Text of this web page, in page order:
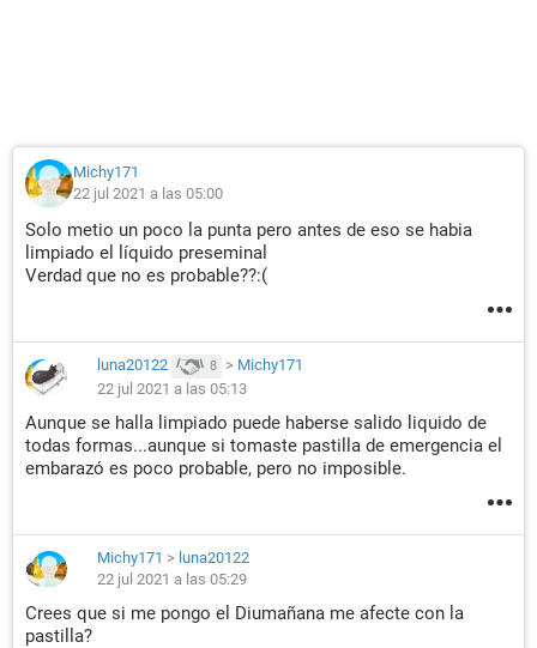
Michy171
22 jul 2021 a las 05:00
Solo metio un poco la punta pero antes de eso se habia
limpiado el líquido preseminal
Verdad que no es probable??:(
luna20122 8 > Michy171
22 jul 2021 a las 05:13
Aunque se halla limpiado puede haberse salido liquido de
todas formas...aunque si tomaste pastilla de emergencia el
embarazó es poco probable, pero no imposible.
Michy171 > luna20122
22 jul 2021 a las 05:29
Crees que si me pongo el Diumañana me afecte con la
pastilla?